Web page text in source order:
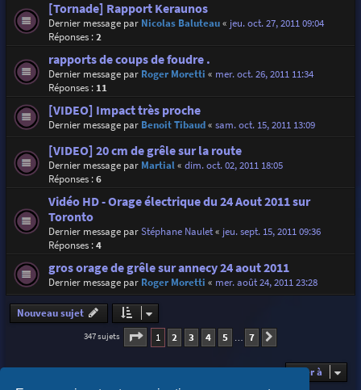
[Tornade] Rapport Keraunos
Dernier message par Nicolas Baluteau« jeu. oct. 27, 2011 09:04
Réponses :2
rapports de coups de foudre .
Dernier message par Roger Moretti « mer. oct. 26, 2011 11:34
Réponses : 11
[VIDEO] Impact très proche
Dernier message par Benoit Tibaud« sam. oct. 15, 2011 13:09
[VIDEO] 20 cm de grêle sur la route
Dernier message par Martial« dim. oct. 02, 2011 18:05
Réponses :6
Vidéo HD - Orage électrique du 24 Aout 2011 sur
Toronto
Dernier message parStéphane Naulet« jeu. sept. 15, 2011 09:36
Réponses :4
gros orage de grêle sur annecy 24 aout 2011
Dernier message par Roger Moretti « mer. août 24, 2011 23:28
Nouveau sujet
347 sujets Page 1sur
1 2 3 4 5 … 7
Aller à